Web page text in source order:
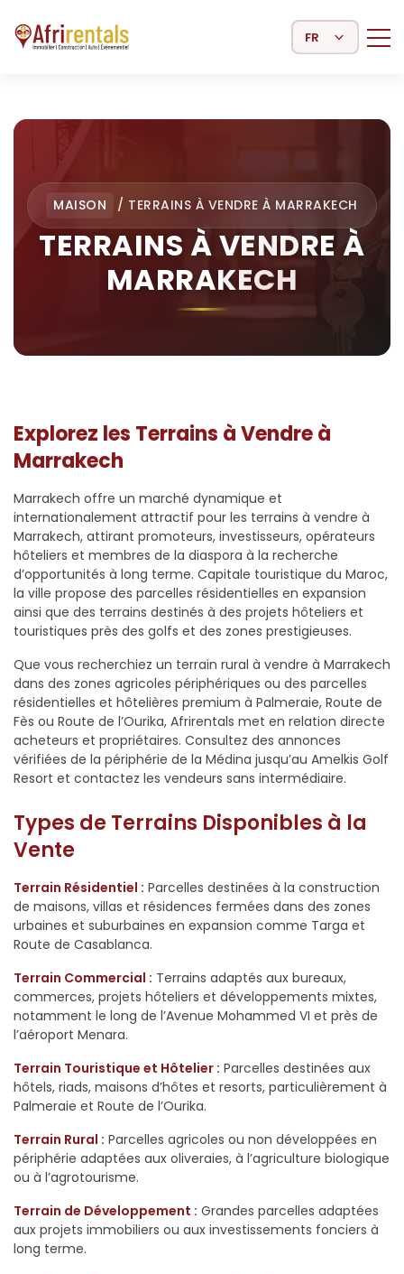
Select Language
MAISON / TERRAINS À VENDRE À MARRAKECH
TERRAINS À VENDRE À
MARRAKECH
Explorez les Terrains à Vendre à
Marrakech
Marrakech offre un marché dynamique et
internationalement attractif pour les terrains à vendre à
Marrakech, attirant promoteurs, investisseurs, opérateurs
hôteliers et membres de la diaspora à la recherche
d’opportunités à long terme. Capitale touristique du Maroc,
la ville propose des parcelles résidentielles en expansion
ainsi que des terrains destinés à des projets hôteliers et
touristiques près des golfs et des zones prestigieuses.
Que vous recherchiez un terrain rural à vendre à Marrakech
dans des zones agricoles périphériques ou des parcelles
résidentielles et hôtelières premium à Palmeraie, Route de
Fès ou Route de l’Ourika, Afrirentals met en relation directe
acheteurs et propriétaires. Consultez des annonces
vérifiées de la périphérie de la Médina jusqu’au Amelkis Golf
Resort et contactez les vendeurs sans intermédiaire.
Types de Terrains Disponibles à la
Vente
Terrain Résidentiel : Parcelles destinées à la construction
de maisons, villas et résidences fermées dans des zones
urbaines et suburbaines en expansion comme Targa et
Route de Casablanca.
Terrain Commercial : Terrains adaptés aux bureaux,
commerces, projets hôteliers et développements mixtes,
notamment le long de l’Avenue Mohammed VI et près de
l’aéroport Menara.
Terrain Touristique et Hôtelier : Parcelles destinées aux
hôtels, riads, maisons d’hôtes et resorts, particulièrement à
Palmeraie et Route de l’Ourika.
Terrain Rural : Parcelles agricoles ou non développées en
périphérie adaptées aux oliveraies, à l’agriculture biologique
ou à l’agrotourisme.
Terrain de Développement : Grandes parcelles adaptées
aux projets immobiliers ou aux investissements fonciers à
long terme.